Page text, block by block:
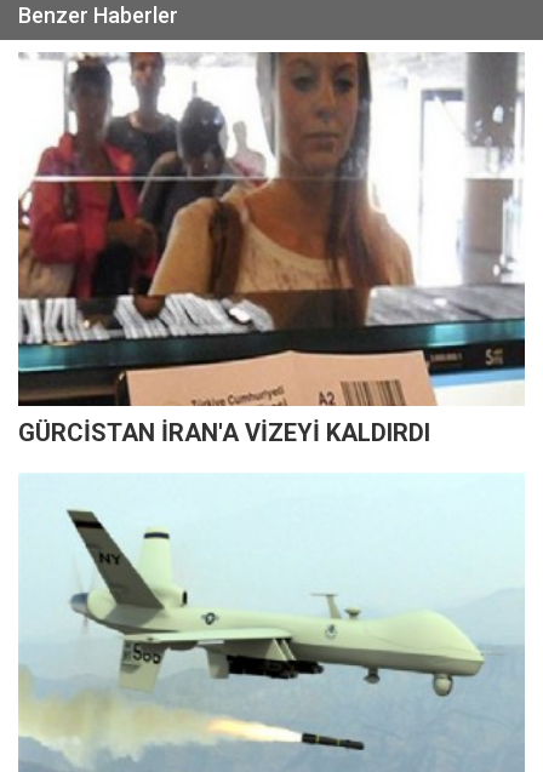
Benzer Haberler
GÜRCİSTAN İRAN'A VİZEYİ KALDIRDI